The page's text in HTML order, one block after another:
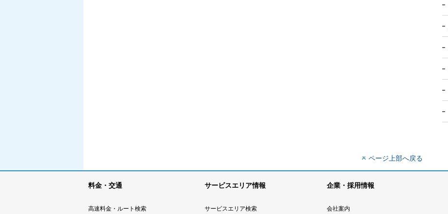
ページ上部へ戻る
料金・交通
高速料金・ルート検索
サービスエリア情報
サービスエリア検索
企業・採用情報
会社案内